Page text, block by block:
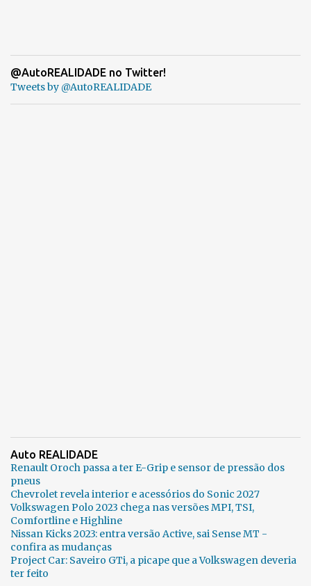
@AutoREALIDADE no Twitter!
Tweets by @AutoREALIDADE
Auto REALIDADE
Renault Oroch passa a ter E-Grip e sensor de pressão dos
pneus
Chevrolet revela interior e acessórios do Sonic 2027
Volkswagen Polo 2023 chega nas versões MPI, TSI,
Comfortline e Highline
Nissan Kicks 2023: entra versão Active, sai Sense MT -
confira as mudanças
Project Car: Saveiro GTi, a picape que a Volkswagen deveria
ter feito